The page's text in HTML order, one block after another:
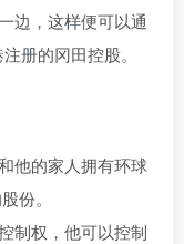
边，这样便可以通
册的冈田控股。
他的家人拥有环球
份。
制权，他可以控制